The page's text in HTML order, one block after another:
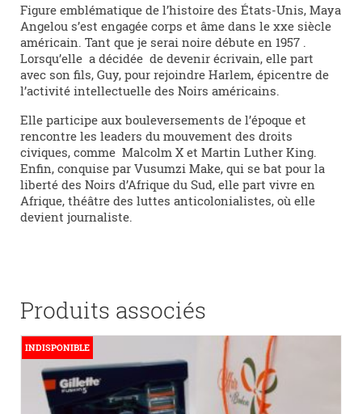
Figure emblématique de l’histoire des États-Unis, Maya
Angelou s’est engagée corps et âme dans le xxe siècle
américain. Tant que je serai noire débute en 1957 .
Lorsqu’elle a décidée de devenir écrivain, elle part
avec son fils, Guy, pour rejoindre Harlem, épicentre de
l’activité intellectuelle des Noirs américains.
Elle participe aux bouleversements de l’époque et
rencontre les leaders du mouvement des droits
civiques, comme Malcolm X et Martin Luther King.
Enfin, conquise par Vusumzi Make, qui se bat pour la
liberté des Noirs d’Afrique du Sud, elle part vivre en
Afrique, théâtre des luttes anticolonialistes, où elle
devient journaliste.
Produits associés
INDISPONIBLE